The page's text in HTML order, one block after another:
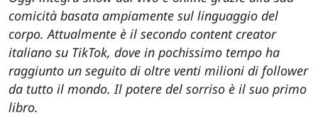
comicità basata ampiamente sul linguaggio del
corpo. Attualmente è il secondo content creator
italiano su TikTok, dove in pochissimo tempo ha
raggiunto un seguito di oltre venti milioni di follower
da tutto il mondo. Il potere del sorriso è il suo primo
libro.